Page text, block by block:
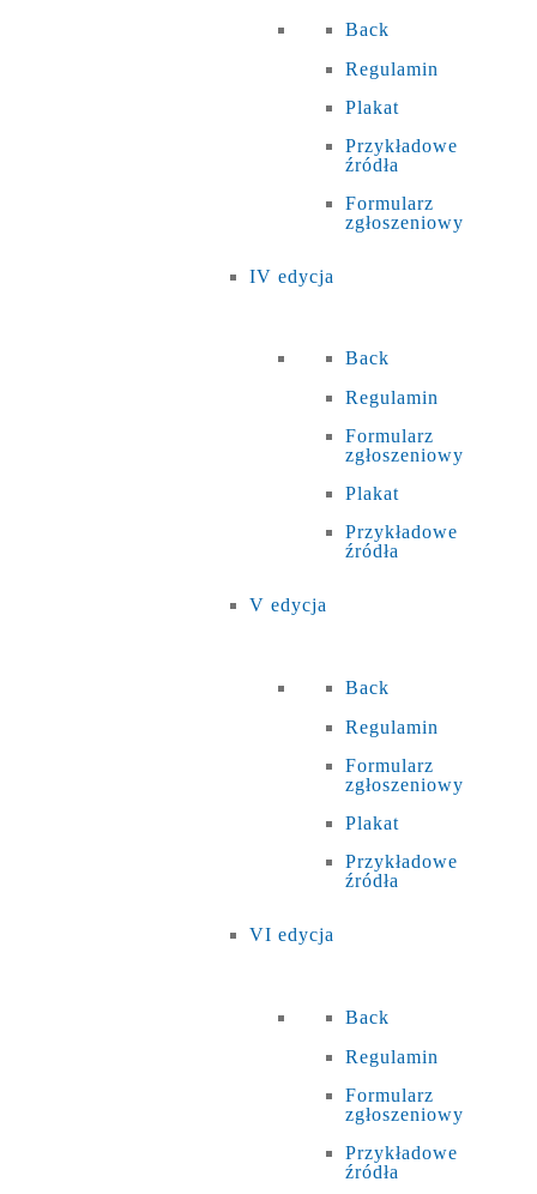
Back
Regulamin
Plakat
Przykładowe
źródła
Formularz
zgłoszeniowy
IV edycja
Back
Regulamin
Formularz
zgłoszeniowy
Plakat
Przykładowe
źródła
V edycja
Back
Regulamin
Formularz
zgłoszeniowy
Plakat
Przykładowe
źródła
VI edycja
Back
Regulamin
Formularz
zgłoszeniowy
Przykładowe
źródła